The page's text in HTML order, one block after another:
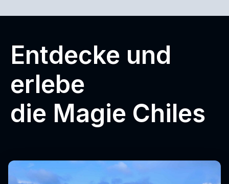
Entdecke und
erlebe
die Magie Chiles